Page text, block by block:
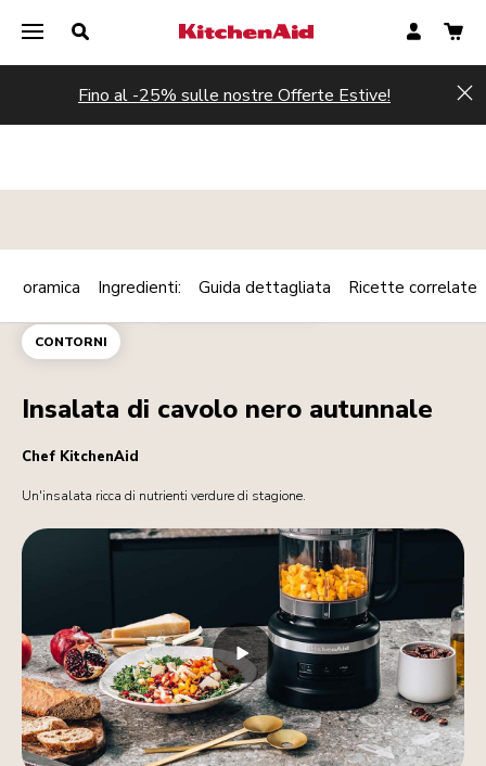
Fino al -25% sulle nostre Offerte Estive!
PIATTI FREDDI PIATTO VEGETARIANO
CONTORNI
Print
Insalata di cavolo nero autunnale
Chef KitchenAid
Un'insalata ricca di nutrienti verdure di stagione.
Ingredienti: Guida dettagliata Ricette correlate